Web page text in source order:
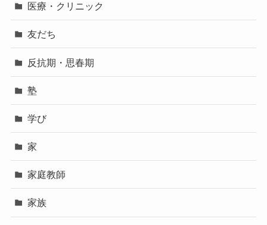
医療・クリニック
友だち
反抗期・思春期
塾
学び
家
家庭教師
家族